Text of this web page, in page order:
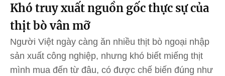
Khó truy xuất nguồn gốc thực sự của
thịt bò vân mỡ
Người Việt ngày càng ăn nhiều thịt bò ngoại nhập
sản xuất công nghiệp, nhưng khó biết miếng thịt
mình mua đến từ đâu, có được chế biến đúng như